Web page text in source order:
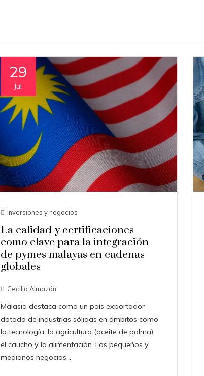
29
Jul
Inversiones y negocios
La calidad y certificaciones
como clave para la integración
de pymes malayas en cadenas
globales
Cecilia Almazán
Malasia destaca como un país exportador
dotado de industrias sólidas en ámbitos como
la tecnología, la agricultura (aceite de palma),
el caucho y la alimentación. Los pequeños y
medianos negocios…